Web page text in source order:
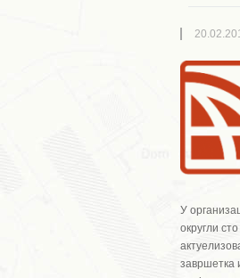
У
округли
завршетка